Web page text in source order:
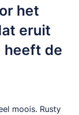
het
eruit
heeft de
moois. Rusty